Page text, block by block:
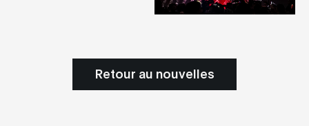
Retour au nouvelles